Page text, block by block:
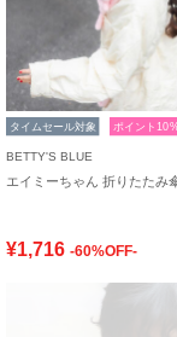
タイムセール対象 ポイント
BETTY'S BLUE
エイミーちゃん 折りたたみ
¥1,716 -60%OFF-